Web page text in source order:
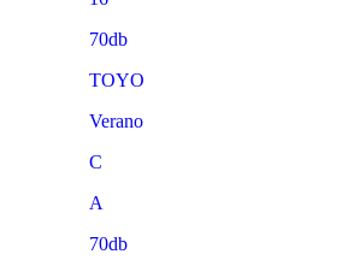
70db
TOYO
Verano
C
A
70db